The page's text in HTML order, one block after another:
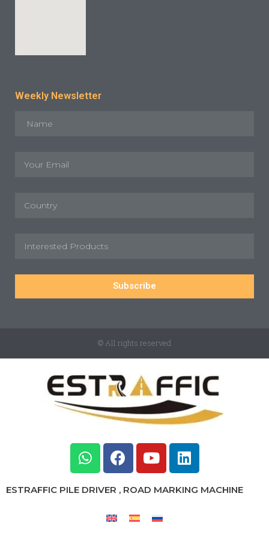
Weekly Newsletter
Subscribe
© All rights reserved
ESTRAFFIC PILE DRIVER , ROAD MARKING MACHINE